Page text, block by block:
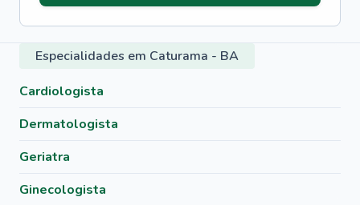
Especialidades em Caturama - BA
Cardiologista
Dermatologista
Geriatra
Ginecologista